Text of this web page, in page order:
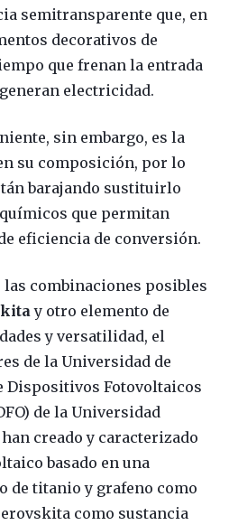
semitransparente que, en
decorativos de
que frenan la entrada
electricidad.
sin embargo, es la
su composición, por lo
barajando sustituirlo
que permitan
eficiencia de conversión.
las combinaciones posibles
y otro elemento de
y versatilidad, el
de la Universidad de
Dispositivos Fotovoltaicos
de la Universidad
creado y caracterizado
basado en una
de titanio y grafeno como
como sustancia